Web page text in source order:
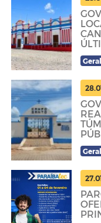
Geral
Geral